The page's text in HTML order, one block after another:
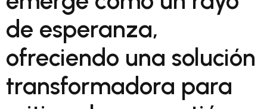
de esperanza,
ofreciendo una solución
transformadora para